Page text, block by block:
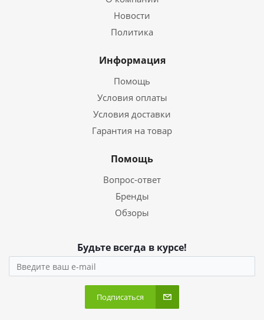
Новости
Политика
Информация
Помощь
Условия оплаты
Условия доставки
Гарантия на товар
Помощь
Вопрос-ответ
Бренды
Обзоры
Будьте всегда в курсе!
Подписаться